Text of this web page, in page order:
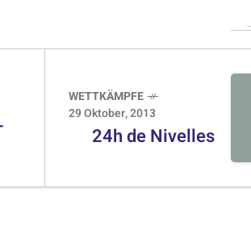
WETTKÄMPFE
29 Oktober, 2013
24h de Nivelles